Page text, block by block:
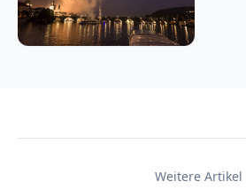
Weitere Artikel